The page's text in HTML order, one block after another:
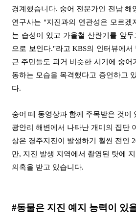
경계했습니다. 숭어 전문가인 전남 해
연구사는 "지진과의 연관성은 모르겠
는 습성이 있고 가을철 산란기를 앞
으로 보인다."라고 KBS의 인터뷰에서
근 주민들도 과거 비슷한 시기에 숭어
동하는 모습을 목격했다고 증언하고
다.
숭어 떼 동영상과 함께 주목받은 것이
광안리 해변에서 나타난 개미의 집단
상은 경주지진이 발생하기 훨씬 전인
만, 지진 발생 지역에서 촬영된 탓에
의혹을 받고 있습니다.
#동물은 지진 예지 능력이 있